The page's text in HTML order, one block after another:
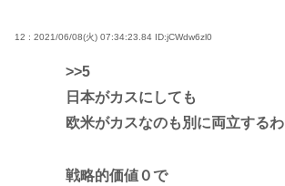
12 : 2021/06/08(火) 07:34:23.84 ID:jCWdw6zl0
>>5
日本がカスにしても
欧米がカスなのも別に両立するわ
戦略的価値０で